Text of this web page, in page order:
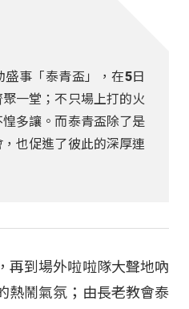
事「泰青盃」，在5日
一堂；不只場上打的火
多讓。而泰青盃除了是
也促進了彼此的深厚連
再到場外啦啦隊大聲地吶
熱鬧氣氛；由長老教會泰